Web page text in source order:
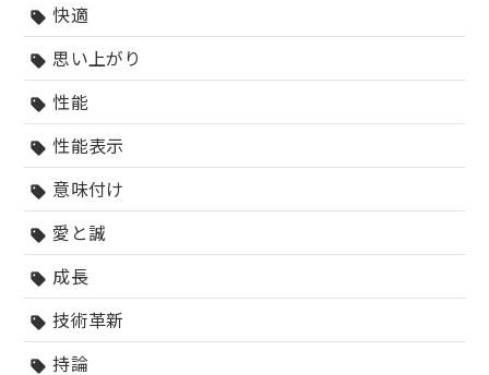
sell 快適
sell 思い上がり
sell 性能
sell 性能表示
sell 意味付け
sell 愛と誠
sell 成長
sell 技術革新
sell 持論